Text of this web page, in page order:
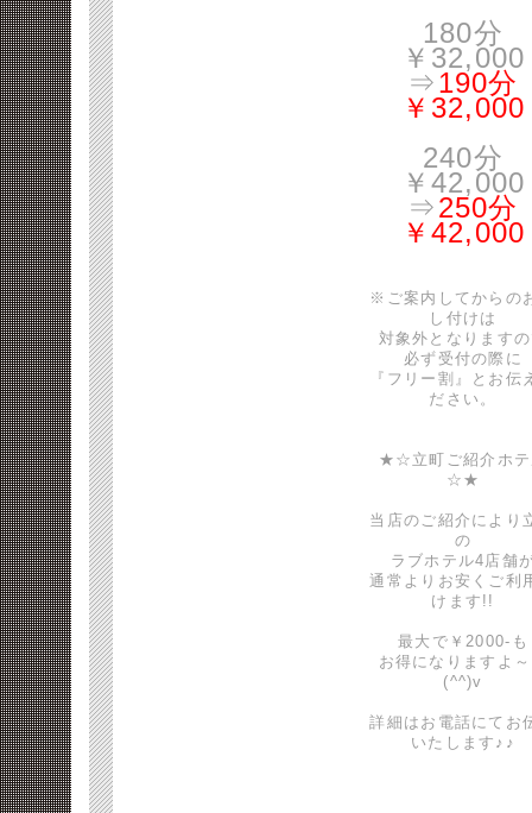
180分
￥32,000
⇒190分
￥32,000
240分
￥42,000
⇒250分
￥42,000
※ご案内してからの
し付けは
対象外となります
必ず受付の際に
『フリー割』とお伝
ださい。
★☆立町ご紹介ホ
☆★
当店のご紹介により
の
ラブホテル4店舗
通常よりお安くご利
けます!!
最大で￥2000-も
お得になりますよ
(^^)v
詳細はお電話にてお
いたします♪♪